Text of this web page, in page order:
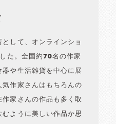
して、オンラインショ
た。全国約70名の作家
や生活雑貨を中心に展
作家さんはもちろんの
家さんの作品も多く取
むように美しい作品か思